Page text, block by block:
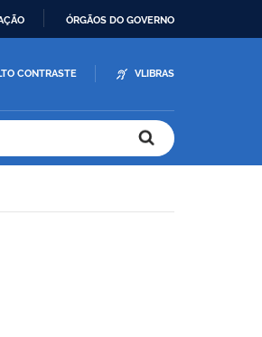
ÓRGÃOS DO GOVERNO
CONTRASTE VLIBRAS